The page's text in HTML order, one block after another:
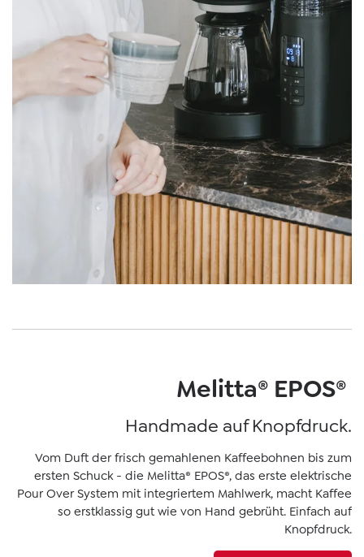
Melitta® EPOS®
Handmade auf Knopfdruck.
Vom Duft der frisch gemahlenen Kaffeebohnen bis zum
ersten Schuck - die Melitta® EPOS®, das erste elektrische
Pour Over System mit integriertem Mahlwerk, macht Kaffee
so erstklassig gut wie von Hand gebrüht. Einfach auf
Knopfdruck.